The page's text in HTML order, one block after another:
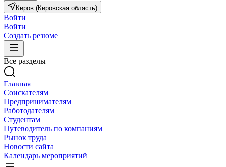
Киров (Кировская область)
Войти
Войти
Создать резюме
Все разделы
Главная
Соискателям
Предпринимателям
Работодателям
Студентам
Путеводитель по компаниям
Рынок труда
Новости сайта
Календарь мероприятий